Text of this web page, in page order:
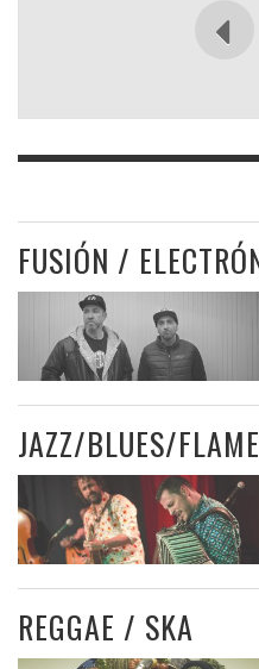
FUSIÓN /
JAZZ/BLUES/
REGGAE / SKA